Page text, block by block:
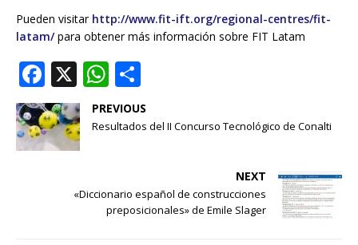
Pueden visitar http://www.fit-ift.org/regional-centres/fit-
latam/para obtener más información sobre FIT Latam
F
a
c
e
X W
h
at
p
p
h
ar
PREVIOUS
Resultados del II Concurso Tecnológico de Conalti
NEXT
«Diccionario español de construcciones
preposicionales» de Emile Slager